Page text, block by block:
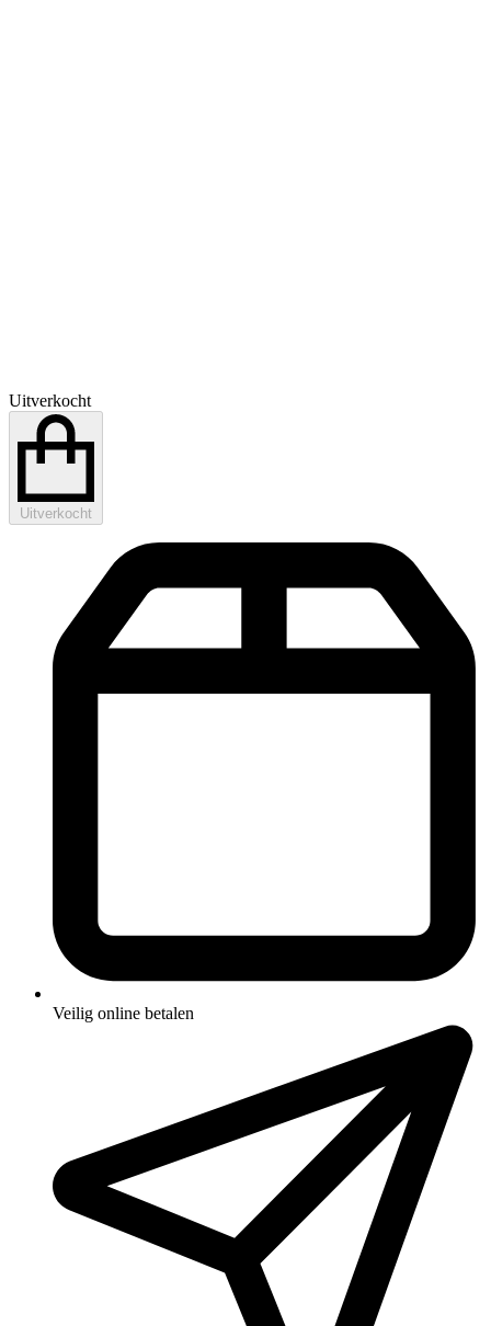
Uitverkocht
Uitverkocht
Veilig online betalen